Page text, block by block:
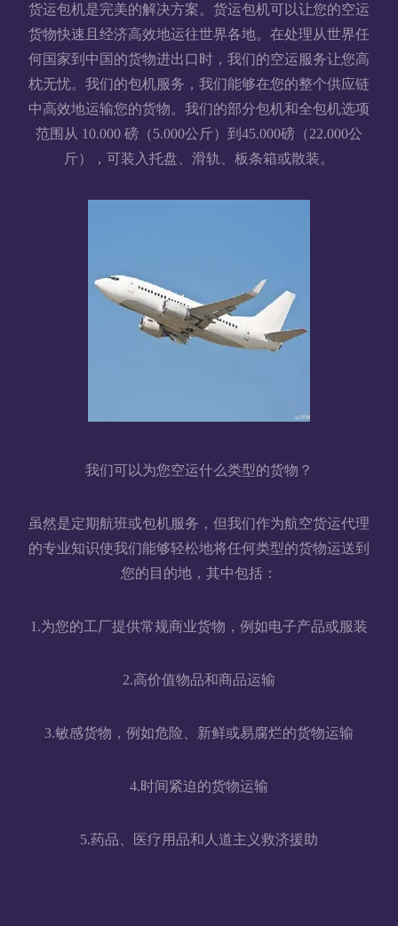
货运包机是完美的解决方案。货运包机可以让您的空运
货物快速且经济高效地运往世界各地。在处理从世界任
何国家到中国的货物进出口时，我们的空运服务让您高
枕无忧。我们的包机服务，我们能够在您的整个供应链
中高效地运输您的货物。我们的部分包机和全包机选项
范围从 10.000 磅（5.000公斤）到45.000磅（22.000公
斤），可装入托盘、滑轨、板条箱或散装。
我们可以为您空运什么类型的货物？
虽然是定期航班或包机服务，但我们作为航空货运代理
的专业知识使我们能够轻松地将任何类型的货物运送到
您的目的地，其中包括：
1.为您的工厂提供常规商业货物，例如电子产品或服装
2.高价值物品和商品运输
3.敏感货物，例如危险、新鲜或易腐烂的货物运输
4.时间紧迫的货物运输
5.药品、医疗用品和人道主义救济援助